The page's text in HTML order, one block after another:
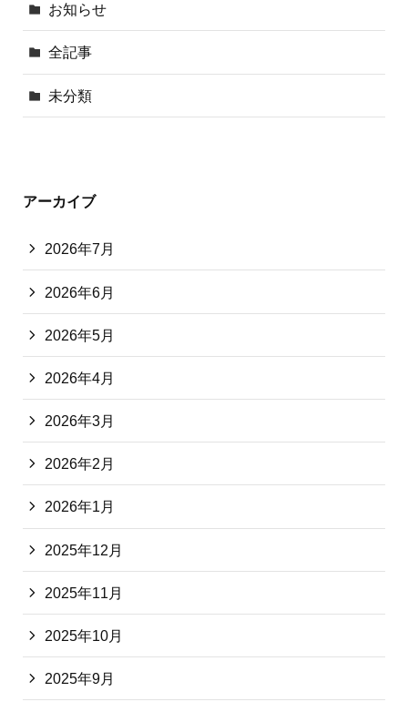
お知らせ
全記事
未分類
アーカイブ
2026年7月
2026年6月
2026年5月
2026年4月
2026年3月
2026年2月
2026年1月
2025年12月
2025年11月
2025年10月
2025年9月